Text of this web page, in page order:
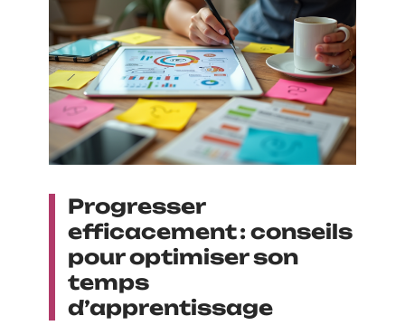
Progresser
efficacement : conseils
pour optimiser son
temps
d’apprentissage